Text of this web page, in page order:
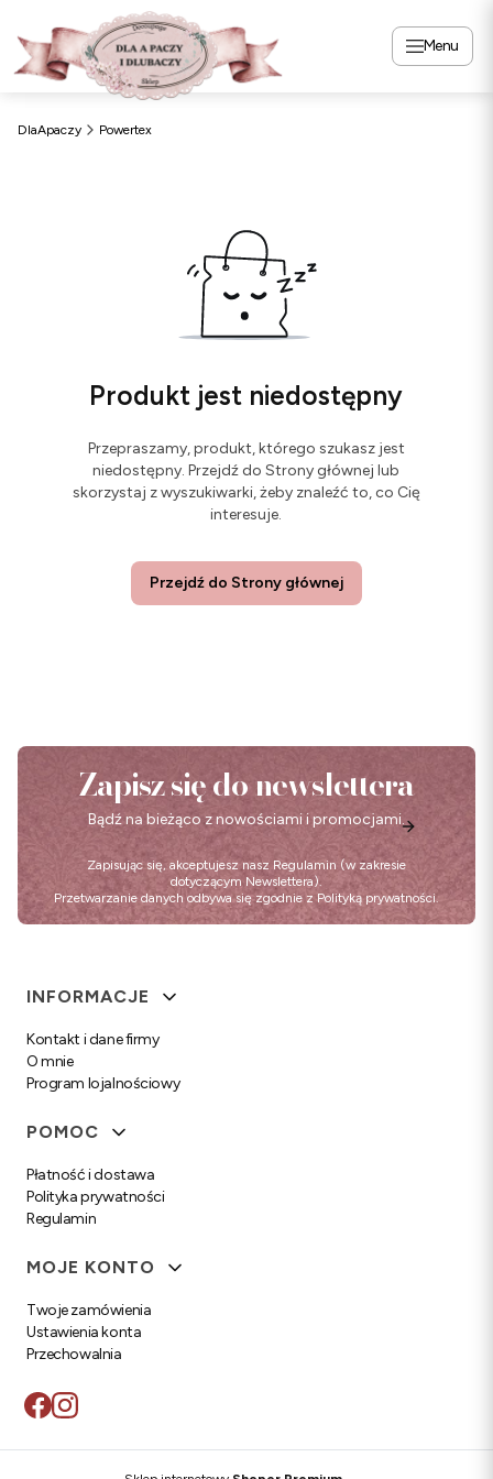
Menu
DlaApaczy Powertex
Produkt jest niedostępny
Przepraszamy, produkt, którego szukasz jest
niedostępny. Przejdź do Strony głównej lub
skorzystaj z wyszukiwarki, żeby znaleźć to, co Cię
interesuje.
Przejdź do Strony głównej
Zapisz się do newslettera
Bądź na bieżąco z nowościami i promocjami.
Zapisując się, akceptujesz nasz Regulamin (w zakresie
dotyczącym Newslettera).
Przetwarzanie danych odbywa się zgodnie z Polityką prywatności.
Linki w stopce
INFORMACJE
Kontakt i dane firmy
O mnie
Program lojalnościowy
POMOC
Płatność i dostawa
Polityka prywatności
Regulamin
MOJE KONTO
Twoje zamówienia
Ustawienia konta
Przechowalnia